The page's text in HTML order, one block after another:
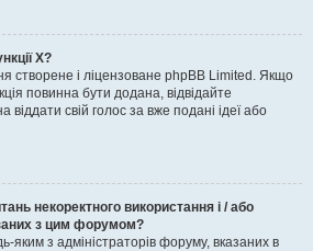
X?
створене і ліцензоване phpBB Limited. Якщо
повинна бути додана, відвідайте
віддати свій голос за вже подані ідеї або
некоректного використання і / або
з цим форумом?
яким з адміністраторів форуму, вказаних в